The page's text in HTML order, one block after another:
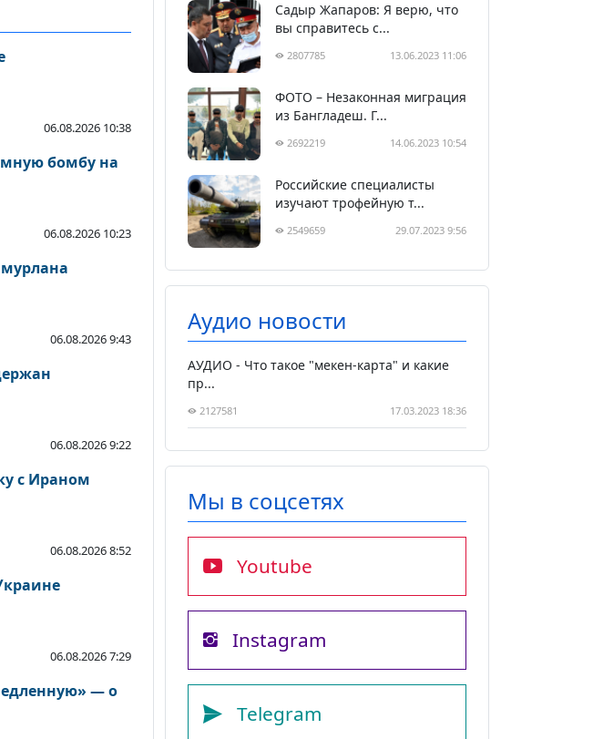
06.08.2026 10:38
бомбу на
06.08.2026 10:23
06.08.2026 9:43
06.08.2026 9:22
с Ираном
06.08.2026 8:52
06.08.2026 7:29
— о
Садыр Жапаров: Я верю, что
вы справитесь с...
2807785 13.06.2023 11:06
ФОТО – Незаконная миграция
из Бангладеш. Г...
2692219 14.06.2023 10:54
Российские специалисты
изучают трофейную т...
2549659 29.07.2023 9:56
Аудио новости
АУДИО - Что такое "мекен-карта" и какие
пр...
2127581 17.03.2023 18:36
Мы в соцсетях
Youtube
Instagram
Telegram